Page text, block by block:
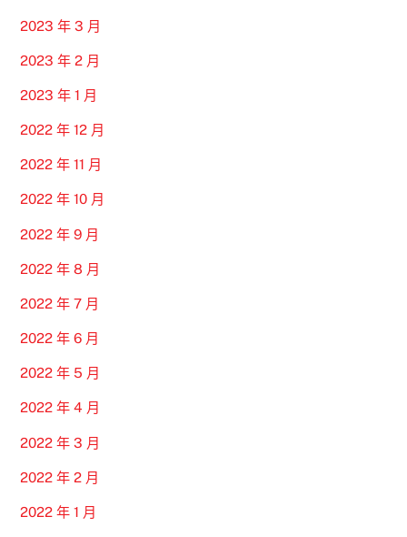
2023 年 3 月
2023 年 2 月
2023 年 1 月
2022 年 12 月
2022 年 11 月
2022 年 10 月
2022 年 9 月
2022 年 8 月
2022 年 7 月
2022 年 6 月
2022 年 5 月
2022 年 4 月
2022 年 3 月
2022 年 2 月
2022 年 1 月